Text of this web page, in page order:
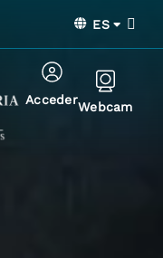
ES
AccederWebcam